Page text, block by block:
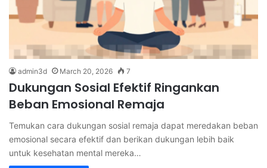
admin3d March 20, 2026 7
Dukungan Sosial Efektif Ringankan
Beban Emosional Remaja
Temukan cara dukungan sosial remaja dapat meredakan beban
emosional secara efektif dan berikan dukungan lebih baik
untuk kesehatan mental mereka…